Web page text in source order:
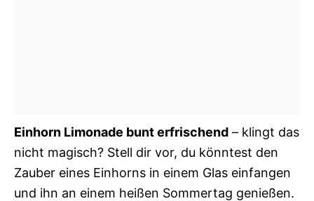
Einhorn Limonade bunt erfrischend – klingt das
nicht magisch? Stell dir vor, du könntest den
Zauber eines Einhorns in einem Glas einfangen
und ihn an einem heißen Sommertag genießen.